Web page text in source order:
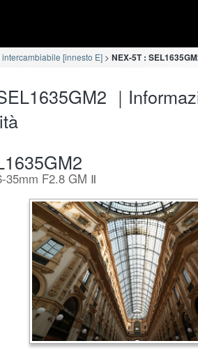
intercambiabile [innesto E] NEX-5T :
｜
35mm F2.8 GM Ⅱ